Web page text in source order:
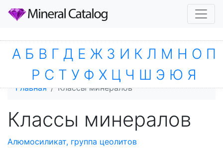
Главная Классы минералов
Классы минералов
Алюмосиликат, группа цеолитов
А Б В Г Д Е Ж З И К Л М Н О П
Р С Т У Ф Х Ц Ч Ш Э Ю Я